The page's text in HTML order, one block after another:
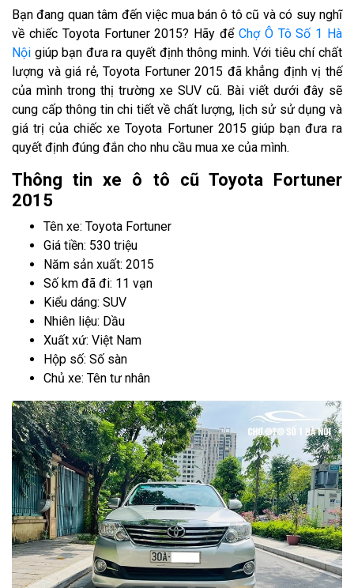
Bạn đang quan tâm đến việc mua bán ô tô cũ và có suy nghĩ
về chiếc Toyota Fortuner 2015? Hãy để Chợ Ô Tô Số 1 Hà
Nội giúp bạn đưa ra quyết định thông minh. Với tiêu chí chất
lượng và giá rẻ, Toyota Fortuner 2015 đã khẳng định vị thế
của mình trong thị trường xe SUV cũ. Bài viết dưới đây sẽ
cung cấp thông tin chi tiết về chất lượng, lịch sử sử dụng và
giá trị của chiếc xe Toyota Fortuner 2015 giúp bạn đưa ra
quyết định đúng đắn cho nhu cầu mua xe của mình.
Thông tin xe ô tô cũ Toyota Fortuner
2015
Tên xe: Toyota Fortuner
Giá tiền: 530 triệu
Năm sản xuất: 2015
Số km đã đi: 11 vạn
Kiểu dáng: SUV
Nhiên liệu: Dầu
Xuất xứ: Việt Nam
Hộp số: Số sàn
Chủ xe: Tên tư nhân